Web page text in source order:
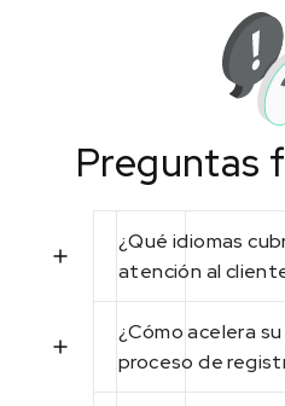
Preguntas
¿Qué idiomas
atención al
¿Cómo acelera
proceso de